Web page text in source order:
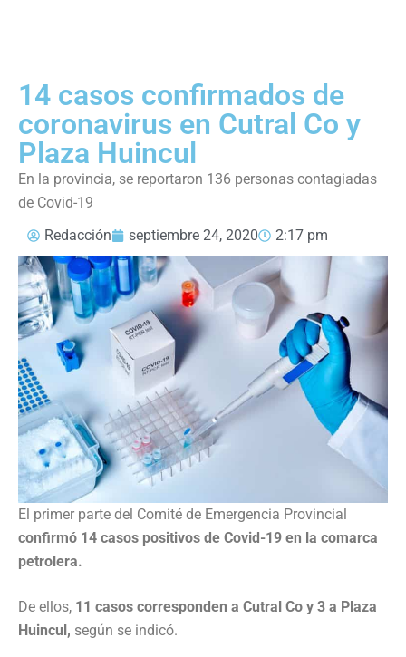
14 casos confirmados de
coronavirus en Cutral Co y
Plaza Huincul
En la provincia, se reportaron 136 personas contagiadas
de Covid-19
Redacción
septiembre 24, 2020 2:17 pm
El primer parte del Comité de Emergencia Provincial
confirmó 14 casos positivos de Covid-19 en la comarca
petrolera.
De ellos, 11 casos corresponden a Cutral Co y 3 a Plaza
Huincul, según se indicó.